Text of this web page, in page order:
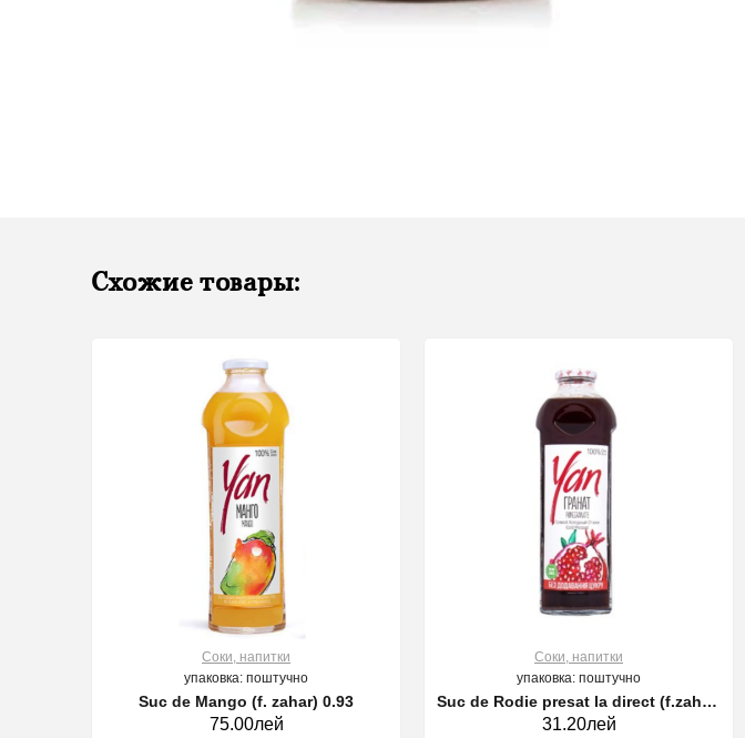
Схожие товары:
Соки, напитки
упаковка: поштучно
Suc de Mango (f. zahar) 0.93
75.00лей
Соки, напитки
упаковка: поштучно
Suc de Rodie presat la direct (f.zahar)
0.25l
31.20лей